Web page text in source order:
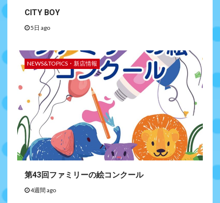
CITY BOY
5日 ago
NEWS&TOPICS・新店情報
第43回ファミリーの絵コンクール
4週間 ago